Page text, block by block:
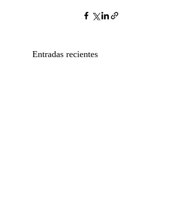
Entradas recientes